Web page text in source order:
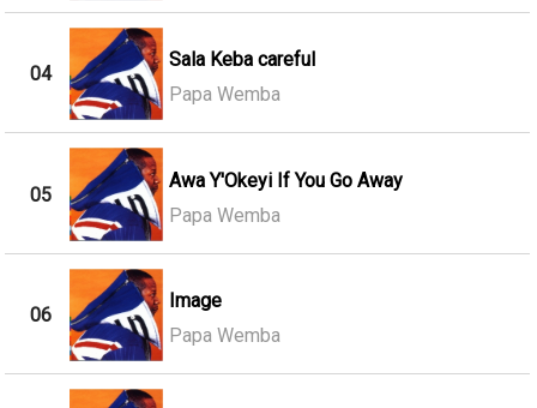
04
Sala Keba careful
Papa Wemba
05
Awa Y'Okeyi If You Go Away
Papa Wemba
06
Image
Papa Wemba